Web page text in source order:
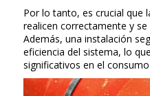
Por lo tanto, es crucial que
realicen correctamente y
Además, una instalación
eficiencia del sistema, lo
significativos en el